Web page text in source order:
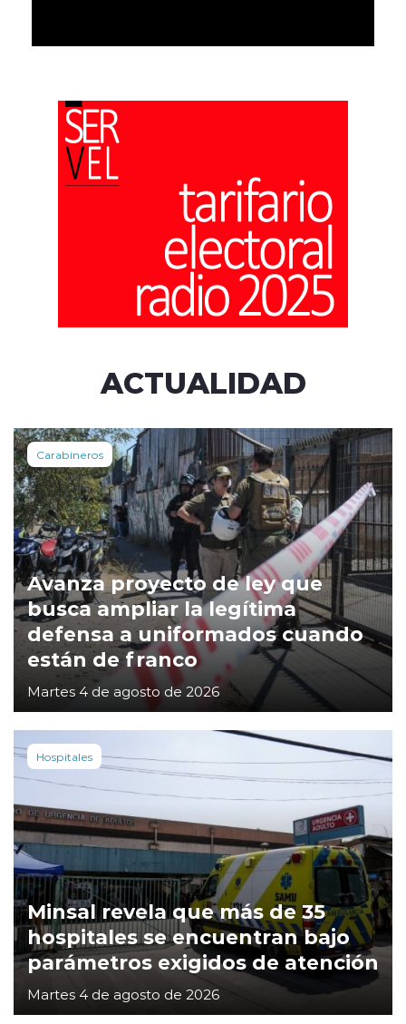
ACTUALIDAD
Carabineros
Avanza proyecto de ley que
busca ampliar la legítima
defensa a uniformados cuando
están de franco
Martes 4 de agosto de 2026
Hospitales
Minsal revela que más de 35
hospitales se encuentran bajo
parámetros exigidos de atención
Martes 4 de agosto de 2026